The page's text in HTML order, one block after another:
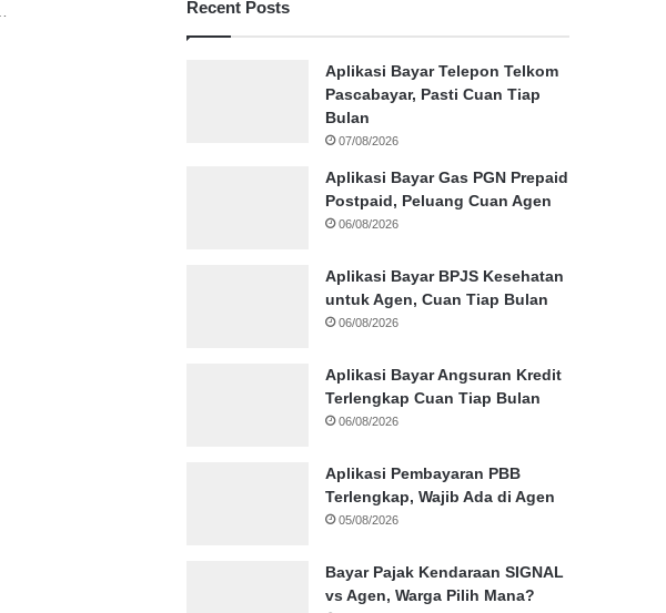
Recent Posts
Aplikasi Bayar Telepon Telkom
Pascabayar, Pasti Cuan Tiap
Bulan
07/08/2026
Aplikasi Bayar Gas PGN Prepaid
Postpaid, Peluang Cuan Agen
06/08/2026
Aplikasi Bayar BPJS Kesehatan
untuk Agen, Cuan Tiap Bulan
06/08/2026
Aplikasi Bayar Angsuran Kredit
Terlengkap Cuan Tiap Bulan
06/08/2026
Aplikasi Pembayaran PBB
Terlengkap, Wajib Ada di Agen
05/08/2026
Bayar Pajak Kendaraan SIGNAL
vs Agen, Warga Pilih Mana?